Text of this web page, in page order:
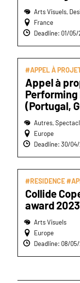
Arts Visuels,
France
Deadline: 01/05/
#APPEL À
Appel à
(Portugal,
Autres,
Europe
Deadline: 30/
#RESIDENCE
Collide
award 2023
Arts Visuels
Europe
Deadline: 08/